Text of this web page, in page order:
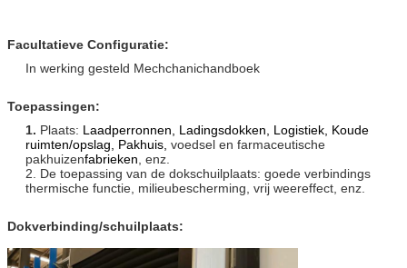
Facultatieve Configuratie:
In werking gesteld Mechchanichandboek
Toepassingen:
1. Plaats: Laadperronnen, Ladingsdokken, Logistiek, Koude
ruimten/opslag, Pakhuis, voedsel en farmaceutische
pakhuizenfabrieken , enz.
2. De toepassing van de dokschuilplaats: goede verbindings
thermische functie, milieubescherming, vrij weereffect, enz.
Dokverbinding/schuilplaats: